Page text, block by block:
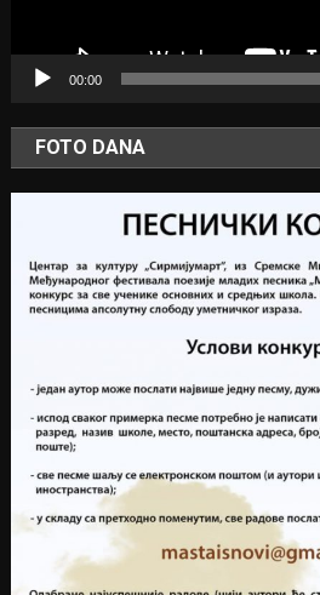
00:00
FOTO DANA